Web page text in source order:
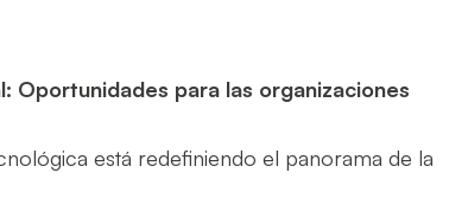
Oportunidades para las organizaciones
está redefiniendo el panorama de la